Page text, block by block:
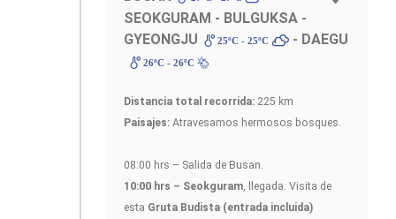
SEOKGURAM - BULGUKSA -
GYEONGJU
25ºC - 25ºC - DAEGU
26ºC - 26ºC
Distancia total recorrida: 225 km
Paisajes: Atravesamos hermosos bosques.
08:00 hrs – Salida de Busan.
10:00 hrs – Seokguram, llegada. Visita de
esta Gruta Budista (entrada incluida)